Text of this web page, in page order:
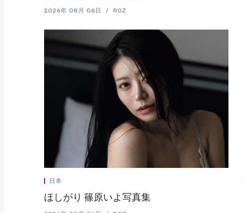
2026年 08月 06日 ROZ
日本
ほしがり 篠原いよ写真集